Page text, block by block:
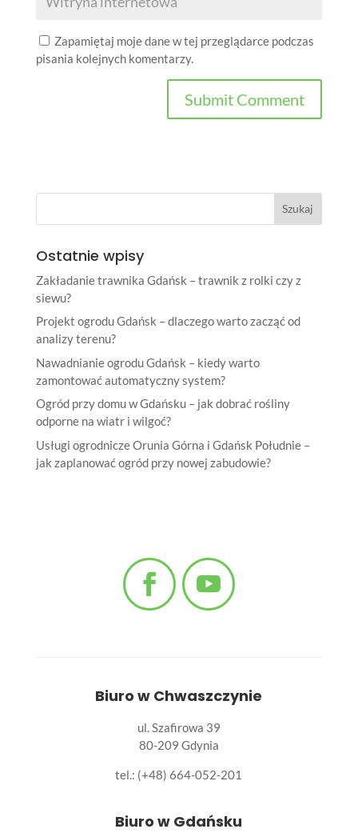
Zapamiętaj moje dane w tej przeglądarce podczas
pisania kolejnych komentarzy.
Ostatnie wpisy
Zakładanie trawnika Gdańsk – trawnik z rolki czy z
siewu?
Projekt ogrodu Gdańsk – dlaczego warto zacząć od
analizy terenu?
Nawadnianie ogrodu Gdańsk – kiedy warto
zamontować automatyczny system?
Ogród przy domu w Gdańsku – jak dobrać rośliny
odporne na wiatr i wilgoć?
Usługi ogrodnicze Orunia Górna i Gdańsk Południe –
jak zaplanować ogród przy nowej zabudowie?
Biuro w Chwaszczynie
ul. Szafirowa 39
80-209 Gdynia
tel.: (+48) 664-052-201
Biuro w Gdańsku